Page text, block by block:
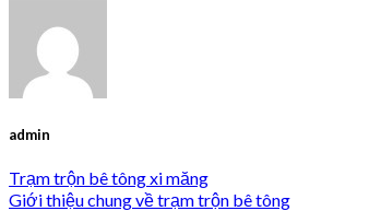
admin
Trạm trộn bê tông xi măng
Giới thiệu chung về trạm trộn bê tông